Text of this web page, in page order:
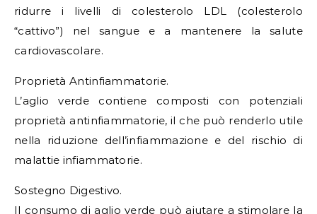
ridurre i livelli di colesterolo LDL (colesterolo
“cattivo”) nel sangue e a mantenere la salute
cardiovascolare.
Proprietà Antinfiammatorie.
L’aglio verde contiene composti con potenziali
proprietà antinfiammatorie, il che può renderlo utile
nella riduzione dell’infiammazione e del rischio di
malattie infiammatorie.
Sostegno Digestivo.
Il consumo di aglio verde può aiutare a stimolare la